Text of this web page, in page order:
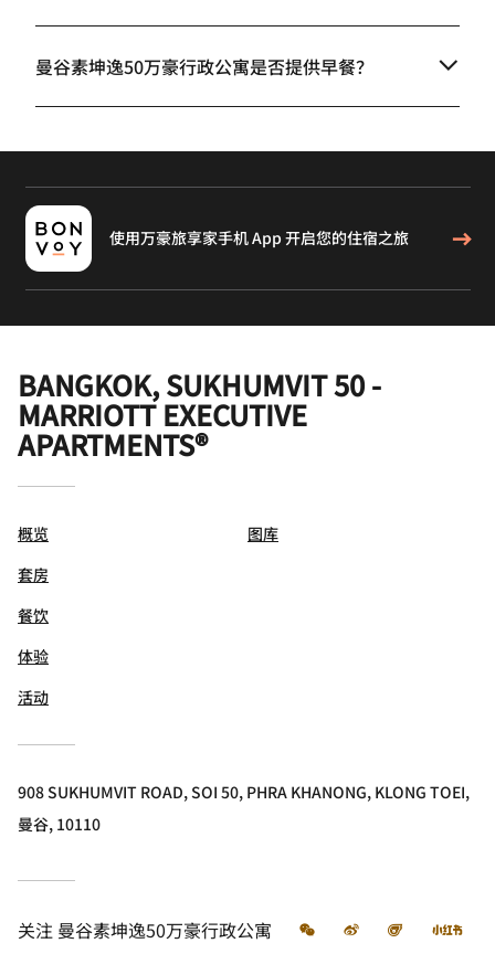
曼谷素坤逸50万豪行政公寓是否提供早餐？
使用万豪旅享家手机 App 开启您的住宿之旅
BANGKOK, SUKHUMVIT 50 -
MARRIOTT EXECUTIVE
APARTMENTS®
概览
套房
餐饮
体验
活动
图库
908 SUKHUMVIT ROAD, SOI 50, PHRA KHANONG, KLONG TOEI,
曼谷, 10110
关注 曼谷素坤逸50万豪行政公寓 微信 微博 飞猪 小